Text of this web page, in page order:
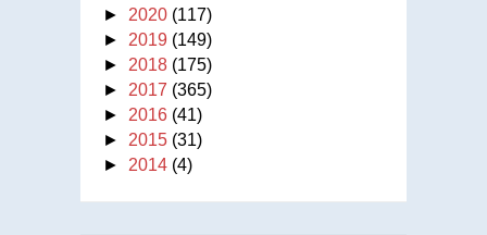
► 2020 (117)
► 2019 (149)
► 2018 (175)
► 2017 (365)
► 2016 (41)
► 2015 (31)
► 2014 (4)